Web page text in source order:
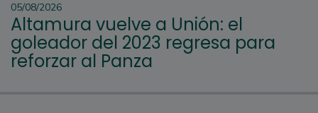
05/08/2026
Altamura vuelve a Unión: el
goleador del 2023 regresa para
reforzar al Panza